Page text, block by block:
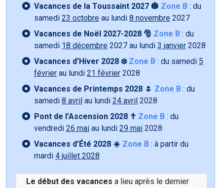
Vacances de la Toussaint 2027 🎃 Zone B : du
samedi 23 octobre au lundi 8 novembre 2027
Vacances de Noël 2027-2028 🎅 Zone B : du
samedi 18 décembre 2027 au lundi 3 janvier 2028
Vacances d’Hiver 2028 ❄️ Zone B : du samedi 5
février au lundi 21 février 2028
Vacances de Printemps 2028 🌷 Zone B : du
samedi 8 avril au lundi 24 avril 2028
Pont de l’Ascension 2028 ✝️ Zone B : du
vendredi 26 mai au lundi 29 mai 2028
Vacances d’Été 2028 ☀️ Zone B : à partir du
mardi 4 juillet 2028
Le début des vacances a lieu après le dernier